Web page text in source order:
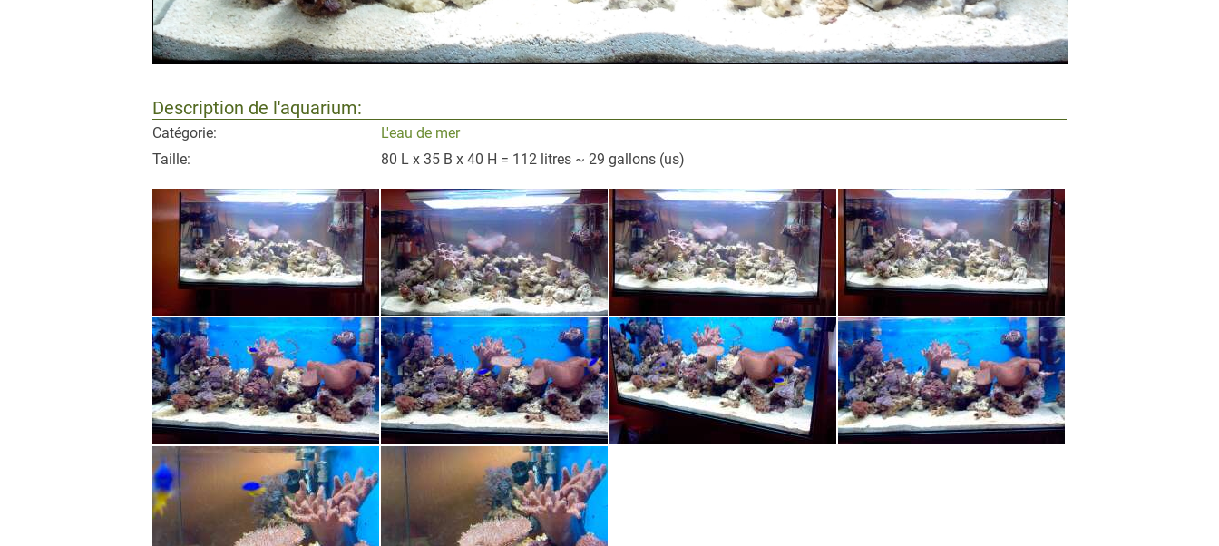
Description de l'aquarium:
Catégorie:
L'eau de mer
Taille:
80 L x 35 B x 40 H = 112 litres ~ 29 gallons (us)